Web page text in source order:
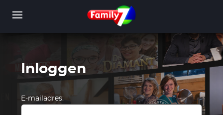
WORD LID INLOGGEN
Inloggen
E-mailadres: